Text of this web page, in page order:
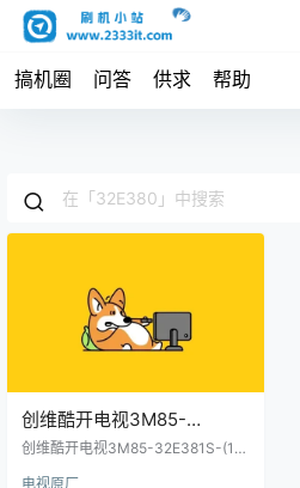
搞机圈 问答 供求 帮助
创维酷开电视3M85-
32E381S-(1908005Q-
创维酷开电视3M85-32E381S-(19
电视原厂